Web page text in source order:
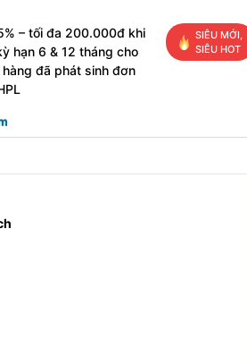
– tối đa 200.000đ khi
hạn 6 & 12 tháng cho
hàng đã phát sinh đơn
SIÊU MỚI,
SIÊU HOT